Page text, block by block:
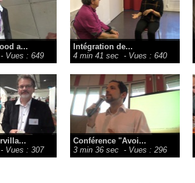
a...
- Vues : 649
Intégration de...
4 min 41 sec - Vues : 640
- Vues : 307
Conférence "Avoi...
3 min 36 sec - Vues : 296